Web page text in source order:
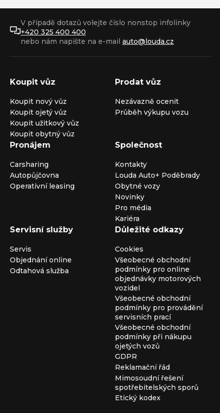
V případě dotazů volejte číslo nonstop infolinky
+420 325 400 400
nebo nám napište na e-mail auto@louda.cz
Koupit vůz
Koupit nový vůz
Koupit ojetý vůz
Koupit užitkový vůz
Koupit obytný vůz
Prodat vůz
Nezávazně ocenit
Průběh výkupu vozu
Pronájem
Carsharing
Autopůjčovna
Operativní leasing
Společnost
Kontakty
Louda Auto+ Poděbrady
Obytné vozy
Novinky
Pro média
Kariéra
Servisní služby
Servis
Objednání online
Odtahová služba
Důležité odkazy
Cookies
Všeobecné obchodní
podmínky pro online
objednávky motorových
vozidel
Všeobecné obchodní
podmínky pro provádění
servisních prací
Všeobecné obchodní
podmínky při nákupu
ojetých vozů
GDPR
Reklamační řád
Mimosoudní řešení
spotřebitelských sporů
Etický kodex